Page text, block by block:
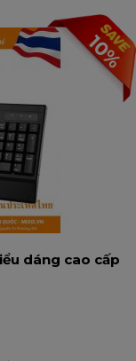
10%
dáng cao cấp